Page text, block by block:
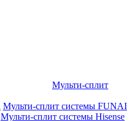
Мульти-сплит
Мульти-сплит системы FUNAI
Мульти-сплит системы Hisense